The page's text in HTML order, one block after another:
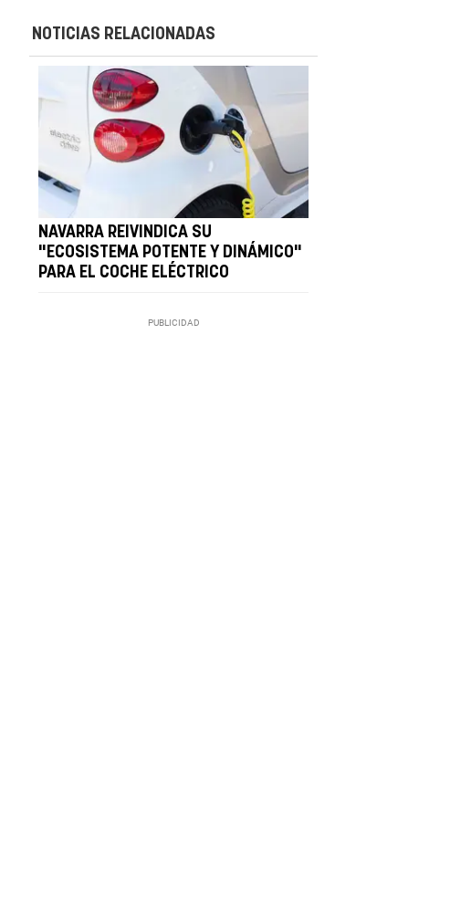
NOTICIAS RELACIONADAS
NAVARRA REIVINDICA SU
"ECOSISTEMA POTENTE Y DINÁMICO"
PARA EL COCHE ELÉCTRICO